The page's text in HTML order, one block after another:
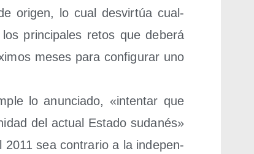
ori­gen, lo cual des­vir­túa cual­
prin­ci­pa­les retos que debe­rá
meses para con­fi­gu­rar uno
lo anun­cia­do, «inten­tar que
del actual Esta­do suda­nés»
2011 sea con­tra­rio a la inde­pen­